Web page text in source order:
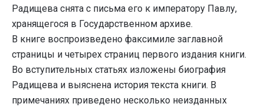
Радищева снята с письма его к императору Павлу,
хранящегося в Государственном архиве.
В книге воспроизведено факсимиле заглавной
страницы и четырех страниц первого издания книги.
Во вступительных статьях изложены биография
Радищева и выяснена история текста книги. В
примечаниях приведено несколько неизданных